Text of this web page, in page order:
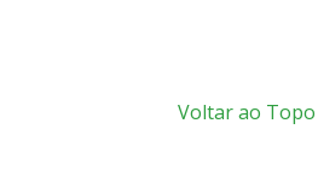
Voltar ao Topo